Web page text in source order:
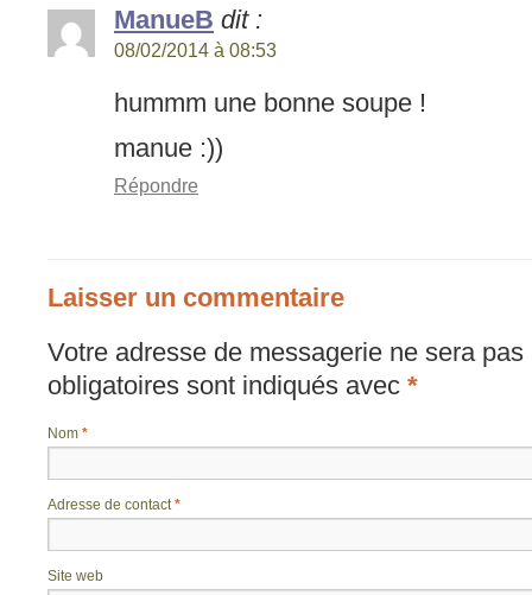
ManueB dit :
08/02/2014 à 08:53
hummm une bonne soupe !
manue :))
Répondre
Laisser un commentaire
Votre adresse de messagerie ne sera pas
obligatoires sont indiqués avec *
Nom *
Adresse de contact *
Site web